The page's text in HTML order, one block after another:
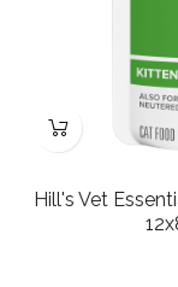
Hill's Vet